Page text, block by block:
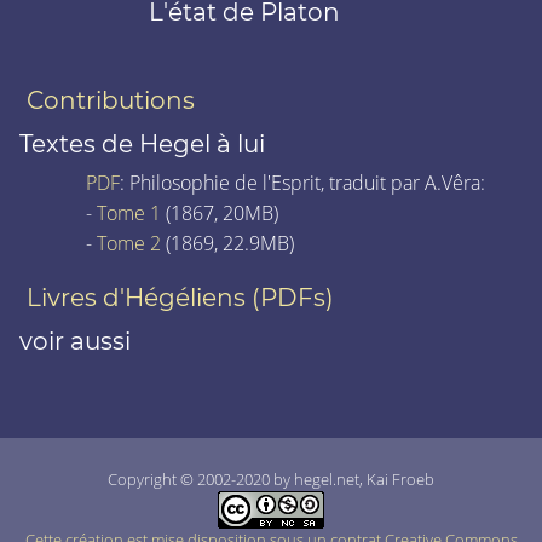
L'état de Platon
Contributions
Textes de Hegel à lui
PDF: Philosophie de l'Esprit, traduit par A.Vêra:
-Tome 1 (1867, 20MB)
-Tome 2 (1869, 22.9MB)
Livres d'Hégéliens (PDFs)
voir aussi
Copyright © 2002-2020 by hegel.net, Kai Froeb